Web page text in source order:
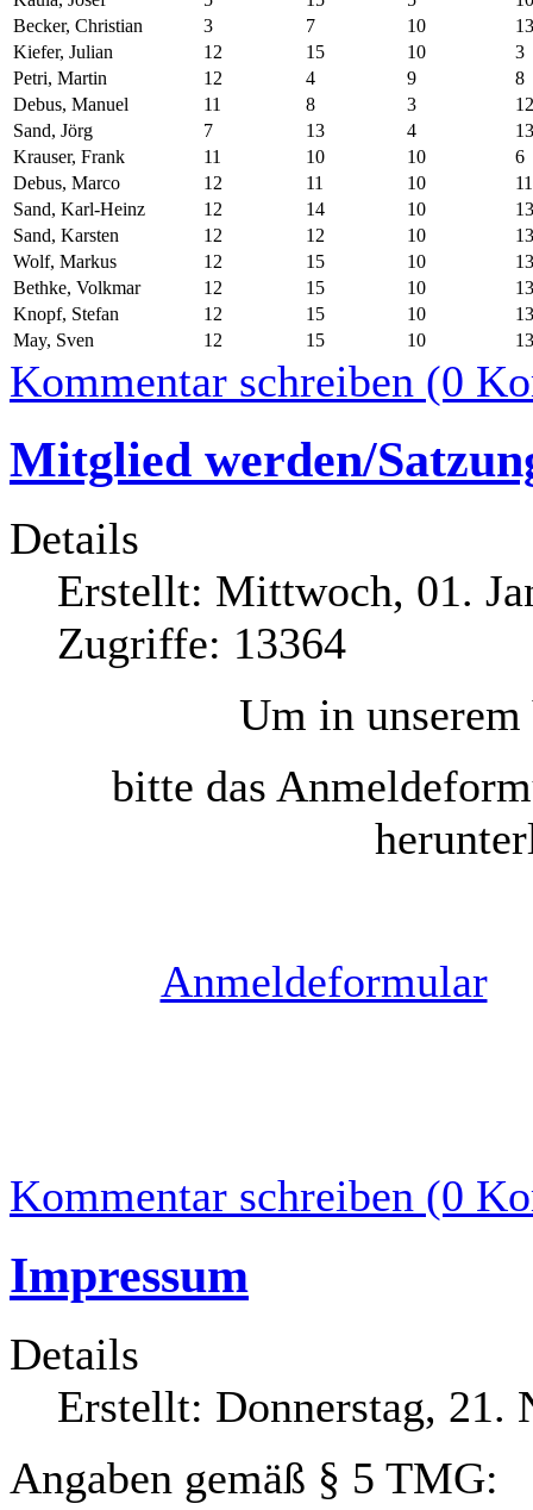
Becker, Christian
3 7 10
13
Kiefer, Julian
12 15 10
3
Petri, Martin
12 4 9
8
Debus, Manuel
11 8 3
12
Sand, Jörg
7 13 4
13
Krauser, Frank
11 10 10
6
Debus, Marco
12 11 10
11
Sand, Karl-Heinz
12 14 10
13
Sand, Karsten
12 12 10
13
Wolf, Markus
12 15 10
13
Bethke, Volkmar
12 15 10
13
Knopf, Stefan
12 15 10
13
May, Sven
12 15 10 13
Kommentar schreiben (0
Mitglied werden/
Details
Erstellt: Mittwoch, 01.
Zugriffe: 13364
Um in
bitte das
Anmeldeformular
Kommentar schreiben (0
Impressum
Details
Erstellt: Donnerstag, 21.
Angaben gemäß § 5 TMG: